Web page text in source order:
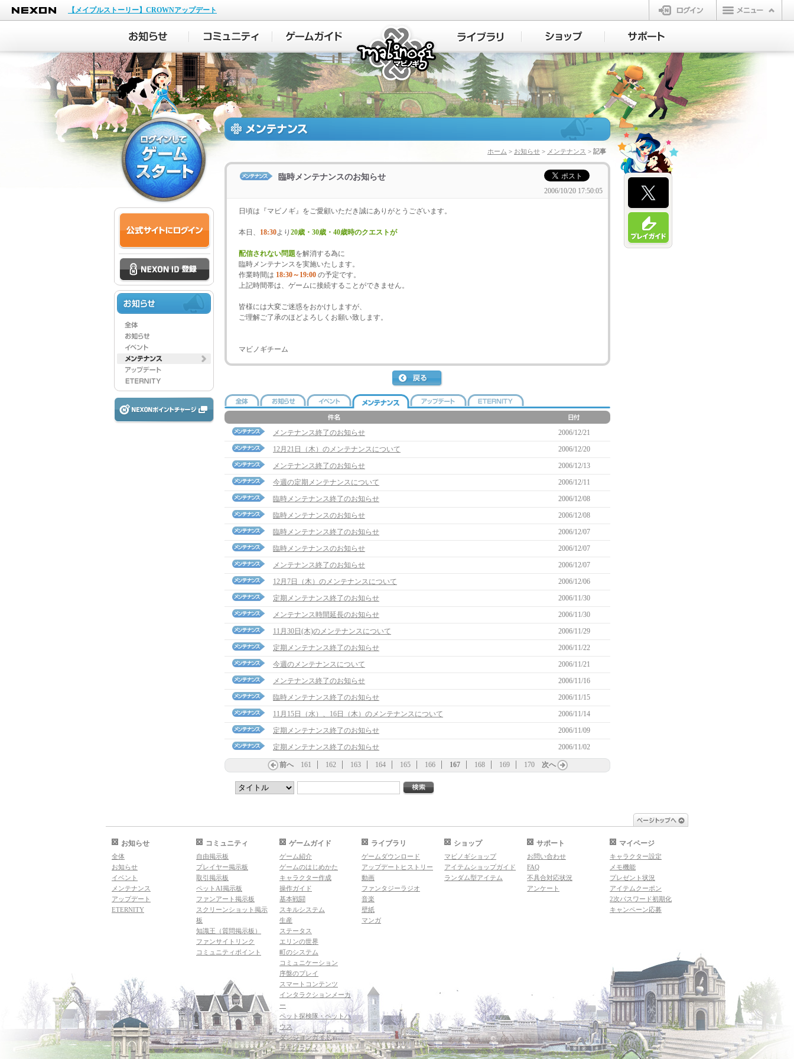
NEXON
【メイプルストーリー】CROWNアップデート
ログイン
マビノギ
ホーム > お知らせ > メンテナンス > 記事
臨時メンテナンスのお知らせ
2006/10/20 17:50:05
日頃は『マビノギ』をご愛顧いただき誠にありがとうございます。
本日、 18:30より 20歳・30歳・40歳時のクエストが
配信されない問題を解消する為に
臨時メンテナンスを実施いたします。
作業時間は 18:30～19:00 の予定です。
上記時間帯は、ゲームに接続することができません。
皆様には大変ご迷惑をおかけしますが、
ご理解ご了承のほどよろしくお願い致します。
マビノギチーム
メンテナンス終了のお知らせ
2006/12/21
12月21日（木）のメンテナンスについて
2006/12/20
メンテナンス終了のお知らせ
2006/12/13
今週の定期メンテナンスについて
2006/12/11
臨時メンテナンス終了のお知らせ
2006/12/08
臨時メンテナンスのお知らせ
2006/12/08
臨時メンテナンス終了のお知らせ
2006/12/07
臨時メンテナンスのお知らせ
2006/12/07
メンテナンス終了のお知らせ
2006/12/07
12月7日（木）のメンテナンスについて
2006/12/06
定期メンテナンス終了のお知らせ
2006/11/30
メンテナンス時間延長のお知らせ
2006/11/30
11月30日(木)のメンテナンスについて
2006/11/29
定期メンテナンス終了のお知らせ
2006/11/22
今週のメンテナンスについて
2006/11/21
メンテナンス終了のお知らせ
2006/11/16
臨時メンテナンス終了のお知らせ
2006/11/15
11月15日（水）、16日（木）のメンテナンスについて
2006/11/14
定期メンテナンス終了のお知らせ
2006/11/09
定期メンテナンス終了のお知らせ
2006/11/02
前へ 161 162 163 164 165 166 167 168 169 170 次へ
お知らせ
全体
お知らせ
イベント
メンテナンス
アップデート
ETERNITY
コミュニティ
自由掲示板
プレイヤー掲示板
取引掲示板
ペットAI掲示板
ファンアート掲示板
スクリーンショット掲示
板
知識王（質問掲示板）
ファンサイトリンク
コミュニティポイント
ゲームガイド
ゲーム紹介
ゲームのはじめかた
キャラクター作成
操作ガイド
基本戦闘
スキルシステム
生産
ステータス
エリンの世界
町のシステム
コミュニケーション
序盤のプレイ
スマートコンテンツ
インタラクションメーカ
ー
ペット探検隊・ペットハ
ウス
ダンジョンガイド
マギグラフィ
ライブラリ
ゲームダウンロード
アップデートヒストリー
動画
ファンタジーラジオ
音楽
壁紙
マンガ
ショップ
マビノギショップ
アイテムショップガイド
ランダム型アイテム
サポート
お問い合わせ
FAQ
不具合対応状況
アンケート
マイページ
キャラクター設定
メモ機能
プレゼント状況
アイテムクーポン
2次パスワード初期化
キャンペーン応募